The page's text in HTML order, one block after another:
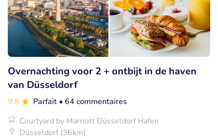
Overnachting voor 2 + ontbijt in de haven
van Düsseldorf
9.8 Parfait • 64 commentaires
Courtyard by Marriott Düsseldorf Hafen
Düsseldorf (36km)